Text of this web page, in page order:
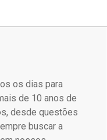
os dias para
de 10 anos de
desde questões
buscar a